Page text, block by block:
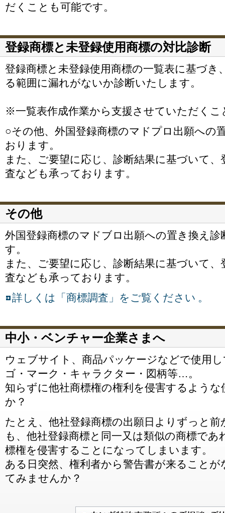
だくことも可能です。
登録商標と未登録使用商標の対比診断
登録商標と未登録使用商標の一覧表に基づき
る範囲に漏れがないか診断いたします。
※一覧表作成作業から支援させていただくこ
○その他、外国登録商標のマドプロ出願への
おります。
また、ご要望に応じ、診断結果に基づいて、
査なども承っております。
その他
外国登録商標のマドブロ出願への置き換え
す。
また、ご要望に応じ、診断結果に基づいて、
査なども承っております。
詳しくは「商標調査」をご覧ください 。
中小・ベンチャー企業さまへ
ウェブサイト、商品パッケージなどで使用
ゴ・マーク・キャラクター・図柄等…。
知らずに他社商標権の権利を侵害するよう
か？
たとえ、他社登録商標の出願日よりずっと
も、他社登録商標と同一又は類似の商標であ
標権を侵害することになってしまいます。
ある日突然、権利者から警告書が来ること
てみませんか？